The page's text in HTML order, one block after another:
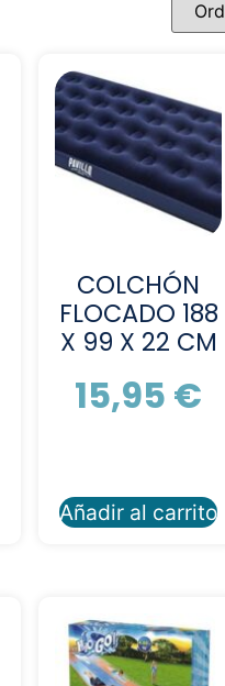
COLCHÓN
FLOCADO 188
X 99 X 22 CM
15,95 €
Añadir al carrito